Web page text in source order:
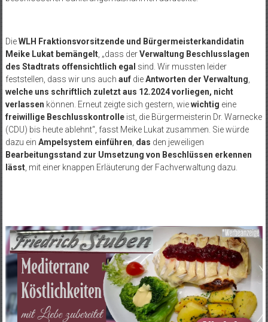
DieWLH Fraktionsvorsitzende und Bürgermeisterkandidatin
Meike Lukat bemängelt, „dass derVerwaltung Beschlusslagen
des Stadtrats offensichtlich egal sind. Wir mussten leider
feststellen, dass wir uns auch aufdieAntworten der Verwaltung
welche uns schriftlich zuletzt aus 12.2024 vorliegen, nicht
verlassen können. Erneut zeigte sich gestern, wiewichtig eine
freiwillige Beschlusskontrolleist, die Bürgermeisterin Dr. Warnecke
(CDU) bis heute ablehnt“, fasst Meike Lukat zusammen. Sie würde
dazu ein Ampelsystem einführen das den jeweiligen
Bearbeitungsstand zur Umsetzung von Beschlüssen erkennen
lässt, mit einer knappen Erläuterung der Fachverwaltung dazu.